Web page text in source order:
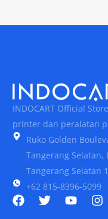
INDOCART Official
printer dan peralatan
Ruko Golden
Tangerang Selatan,
Tangerang Selatan
+62 815-8396-5099